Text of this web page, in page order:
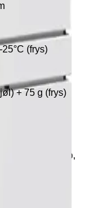
(frys)
+ 75 g (frys)
lagring for
og fryseskap,
i laboratorie-
på
(EU
i DIN